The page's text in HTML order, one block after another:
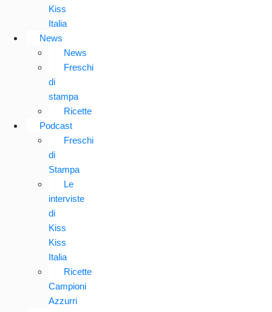
Kiss
Italia
News
News
Freschi
di
stampa
Ricette
Podcast
Freschi
di
Stampa
Le
interviste
di
Kiss
Kiss
Italia
Ricette
Campioni
Azzurri